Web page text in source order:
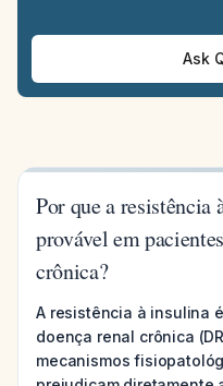
Ask
Por que a resistência
provável em
crônica?
A resistência à insulina
doença renal crônica
mecanismos